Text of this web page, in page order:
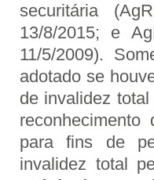
securitária
13/8/2015; e
11/5/2009).
adotado se
de invalidez
para fins de
invalidez total